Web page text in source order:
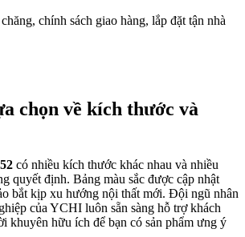
chính sách giao hàng, lắp đặt tận nhà
chọn về kích thước và
có nhiều kích thước khác nhau và nhiều
quyết định. Bảng màu sắc được cập nhật
bắt kịp xu hướng nội thất mới. Đội ngũ nhân
của YCHI luôn sẵn sàng hỗ trợ khách
khuyên hữu ích để bạn có sản phẩm ưng ý